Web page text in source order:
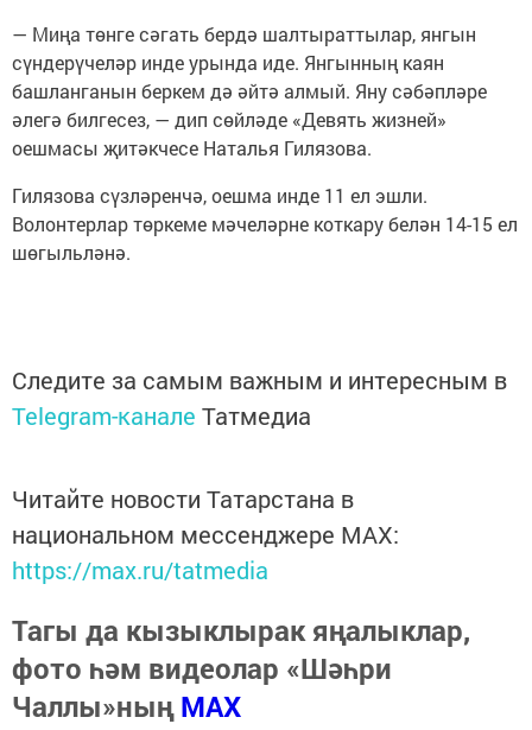
— Миңа төнге сәгать бердә шалтыраттылар, янгын
сүндерүчеләр инде урында иде. Янгынның каян
башланганын беркем дә әйтә алмый. Яну сәбәпләре
әлегә билгесез, — дип сөйләде «Девять жизней»
оешмасы җитәкчесе Наталья Гилязова.
Гилязова сүзләренчә, оешма инде 11 ел эшли.
Волонтерлар төркеме мәчеләрне коткару белән 14-15 ел
шөгыльләнә.
Следите за самым важным и интересным в
Telegram-канале Татмедиа
Читайте новости Татарстана в
национальном мессенджере MАХ:
https://max.ru/tatmedia
Тагы да кызыклырак яңалыклар,
фото һәм видеолар «Шәһри
Чаллы»ныңMAX